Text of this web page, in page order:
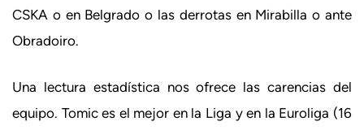
CSKA o en Belgrado o las derrotas en Mirabilla o ante
Obradoiro.
Una lectura estadística nos ofrece las carencias del
equipo. Tomic es el mejor en la Liga y en la Euroliga (16